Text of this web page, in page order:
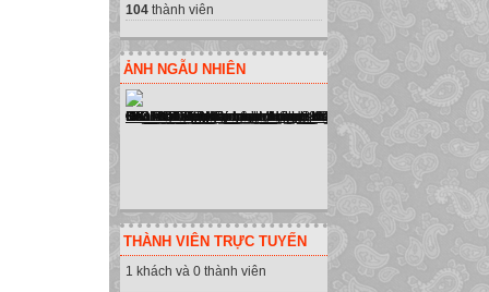
104 thành viên
ẢNH NGẪU NHIÊN
THÀNH VIÊN TRỰC TUYẾN
1 khách và 0 thành viên
- Gõ phím E
- Nháy chuột
- Nháy DONE
- Dùng chuột
c) Thiết đặt các
2. Luyện tập
Với mỗi bài học
Mức 1: mức
Mức 2: mức